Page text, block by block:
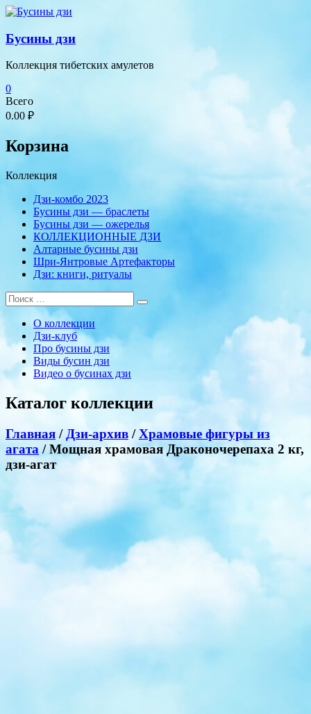
Перейти
содержимому
Бусины дзи
Коллекция тибетских амулетов
0
Всего
0.00 ₽
Корзина
Коллекция
Дзи-комбо 2023
Бусины дзи — браслеты
Бусины дзи — ожерелья
КОЛЛЕКЦИОННЫЕ ДЗИ
Алтарные бусины дзи
Шри-Янтровые Артефакторы
Дзи: книги, ритуалы
О коллекции
Дзи-клуб
Про бусины дзи
Виды бусин дзи
Видео о бусинах дзи
Каталог коллекции
Главная / Дзи-архив /Храмовые фигуры из
агата / Мощная храмовая Драконочерепаха 2 кг,
дзи-агат